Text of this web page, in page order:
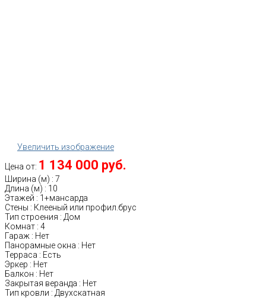
Увеличить изображение
Цена от: 1 134 000 руб.
Ширина (м) : 7
Длина (м) : 10
Этажей : 1+мансарда
Стены : Клееный или профил.брус
Тип строения : Дом
Комнат : 4
Гараж : Нет
Панорамные окна : Нет
Терраса : Есть
Эркер : Нет
Балкон : Нет
Закрытая веранда : Нет
Тип кровли : Двухскатная